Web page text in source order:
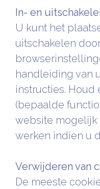
In- en
U kunt het
uitschakelen
handleiding van
instructies. Houd
(bepaalde
website
werken indien u
Verwijderen van
De meeste